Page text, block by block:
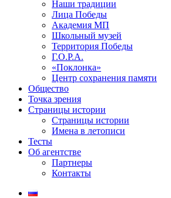
Наши традиции
Лица Победы
Академия МП
Школьный музей
Территория Победы
Г.О.Р.А.
«Поклонка»
Центр сохранения памяти
Общество
Точка зрения
Страницы истории
Страницы истории
Имена в летописи
Тесты
Об агентстве
Партнеры
Контакты